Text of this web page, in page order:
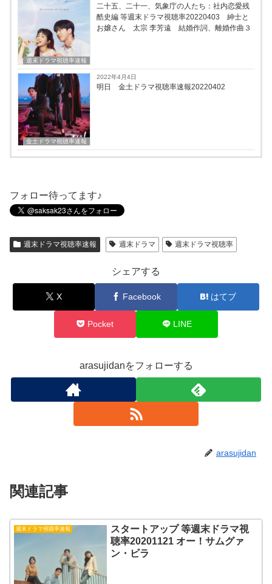
週末ドラマ視聴率速報
二十五、二十一、気象庁の人たち：社内恋愛残
酷史編 等週末ドラマ視聴率20220403 紳士と
お嬢さん 太宗 李芳遠 結婚作詞、離婚作曲３
金土ドラマ視聴率速報
2022年4月4日
明日 金土ドラマ視聴率速報20220402
フォロー待ってます♪
週末ドラマ視聴率速報 週末ドラマ 週末ドラマ視聴率
シェアする
X Facebook はてブ
Pocket LINE
arasujidanをフォローする
arasujidan
関連記事
週末ドラマ視聴率速報
スタートアップ 等週末ドラマ視
聴率20201121 オー！サムグァ
ン・ビラ